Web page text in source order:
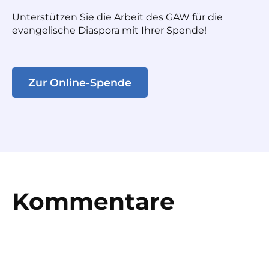
Unterstützen Sie die Arbeit des GAW für die
evangelische Diaspora mit Ihrer Spende!
Zur Online-Spende
Kommentare